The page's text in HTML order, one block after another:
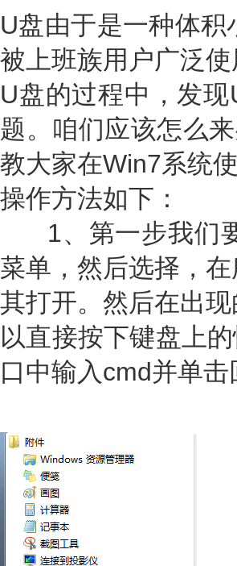
U盘由于是一种体
被上班族用户广泛
U盘的过程中，发
题。咱们应该怎么
教大家在Win7系统
操作方法如下：
1、第一步我们要
菜单，然后选择，
其打开。然后在出
以直接按下键盘上
口中输入cmd并单